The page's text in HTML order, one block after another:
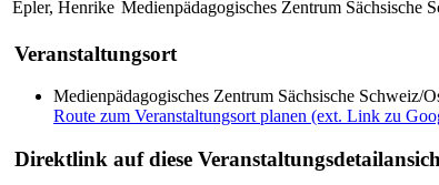
Epler, Henrike Medienpädagogisches Zentrum Sächsische
Veranstaltungsort
Medienpädagogisches Zentrum Sächsische Schweiz/
Route zum Veranstaltungsort planen (ext. Link zu
Direktlink auf diese